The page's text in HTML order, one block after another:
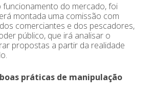
funcionamento do mercado, foi
montada uma comissão com
comerciantes e dos pescadores,
público, que irá analisar o
propostas a partir da realidade
práticas de manipulação